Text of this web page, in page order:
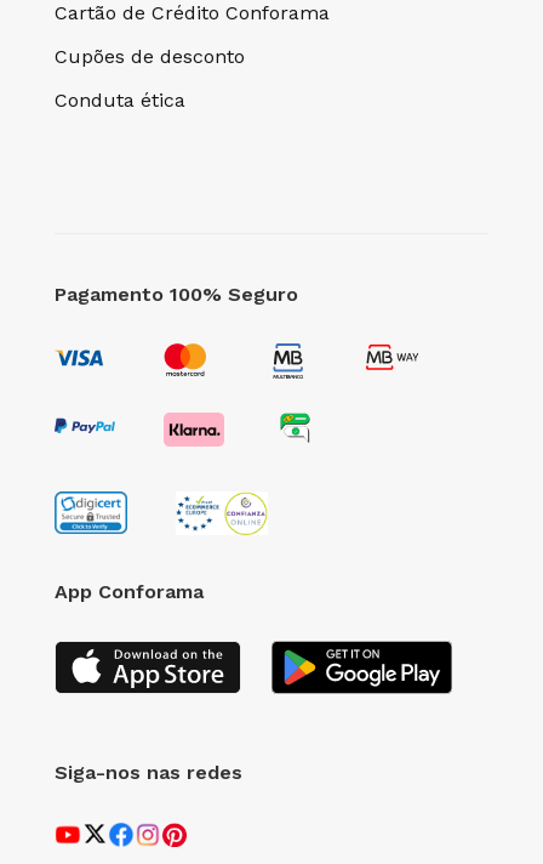
Cartão de Crédito Conforama
Cupões de desconto
Conduta ética
Pagamento 100% Seguro
App Conforama
Siga-nos nas redes